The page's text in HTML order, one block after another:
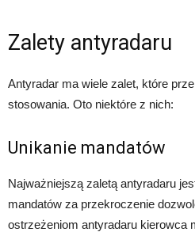
Zalety antyradaru
Antyradar ma wiele zalet, które
stosowania. Oto niektóre z nich:
Unikanie mandatów
Najważniejszą zaletą antyradaru
mandatów za przekroczenie
ostrzeżeniom antyradaru kierowca